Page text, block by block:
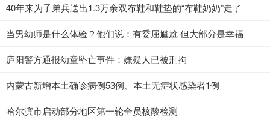
40年来为子弟兵送出1.3万余双布鞋和鞋垫的“布鞋奶奶”走了
当男幼师是什么体验？他们说：有委屈尴尬 但大部分是幸福
庐阳警方通报幼童坠亡事件：嫌疑人已被刑拘
内蒙古新增本土确诊病例53例、本土无症状感染者1例
哈尔滨市启动部分地区第一轮全员核酸检测